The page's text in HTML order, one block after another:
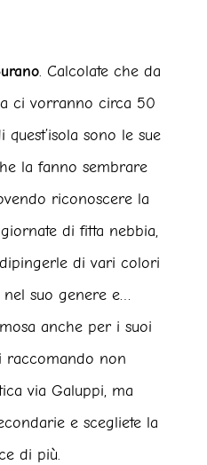
. Calcolate che da
ci vorranno circa 50
sono le sue
la fanno sembrare
riconoscere la
di fitta nebbia,
di vari colori
nel suo genere e…
anche per i suoi
raccomando non
via Galuppi, ma
e scegliete la
di più.